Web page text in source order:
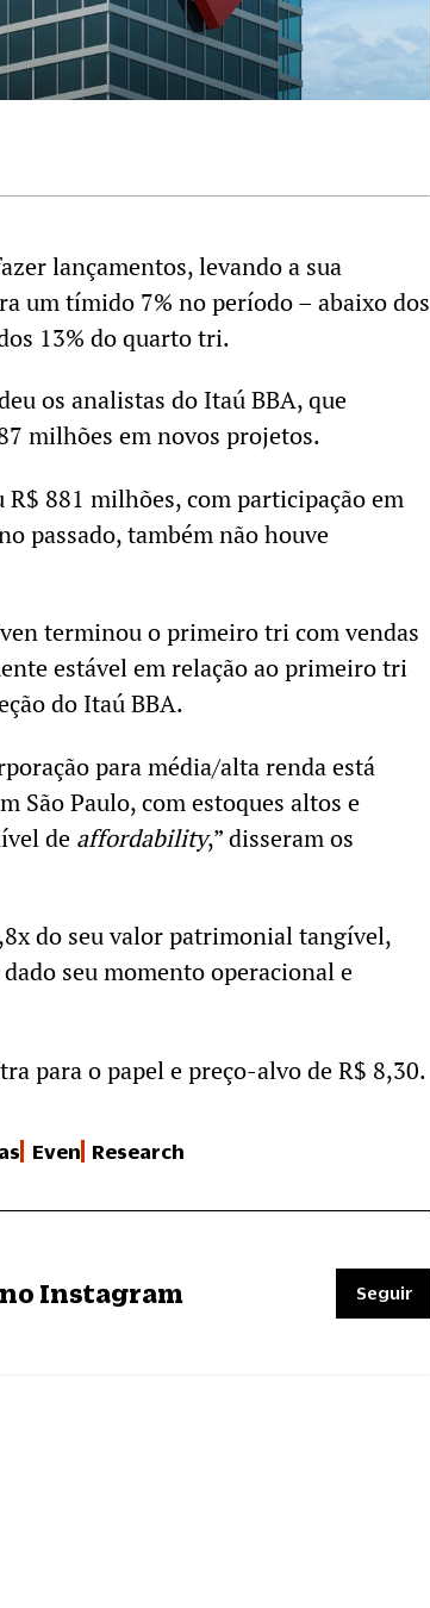
lançamentos, levando a sua
um tímido 7% no período – abaixo dos
13% do quarto tri.
os analistas do Itaú BBA, que
milhões em novos projetos.
881 milhões, com participação em
passado, também não houve
terminou o primeiro tri com vendas
estável em relação ao primeiro tri
do Itaú BBA.
para média/alta renda está
São Paulo, com estoques altos e
de affordability,” disseram os
do seu valor patrimonial tangível,
seu momento operacional e
para o papel e preço-alvo de R$ 8,30.
Even Research
Instagram Seguir